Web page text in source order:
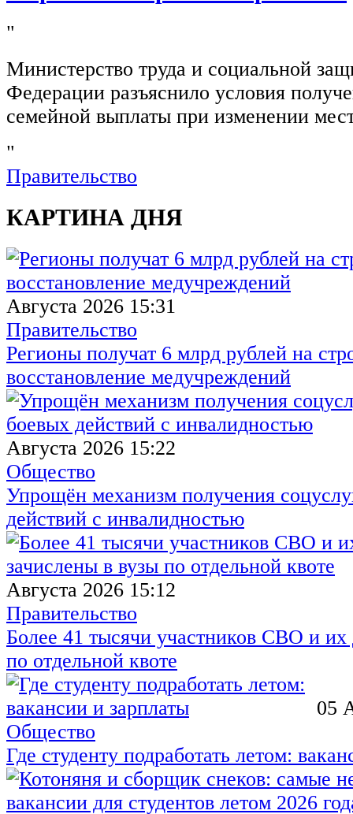
"
Министерство труда и социальной
Федерации разъяснило условия
семейной выплаты при изменении
"
Правительство
КАРТИНА ДНЯ
Августа 2026 15:31
Правительство
Регионы получат 6 млрд рублей на
восстановление медучреждений
Августа 2026 15:22
Общество
Упрощён механизм получения
действий с инвалидностью
Августа 2026 15:12
Правительство
Более 41 тысячи участников СВО и их
по отдельной квоте
05
Общество
Где студенту подработать летом: